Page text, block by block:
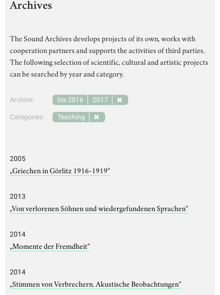
Archives
The Sound Archives develops projects of its own, works with
cooperation partners and supports the activities of third parties.
The following selection of scientific, cultural and artistic projects
can be searched by year and category.
Archive: bis 2016 2017
Categories: Teaching
2005
„Griechen in Görlitz 1916-1919“
2013
„Von verlorenen Söhnen und wiedergefundenen Sprachen“
2014
„Momente der Fremdheit“
2014
„Stimmen von Verbrechern. Akustische Beobachtungen“